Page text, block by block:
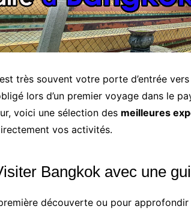
très souvent votre porte d’entrée
lors d’un premier voyage dans le
voici une sélection des meilleures
vos activités.
Bangkok avec une
découverte ou pour